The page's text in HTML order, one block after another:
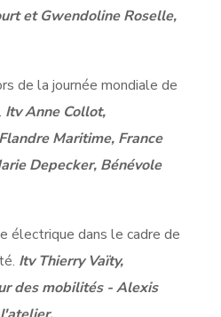
et Gwendoline Roselle,
de la journée mondiale de
Itv Anne Collot,
Maritime, France
Depecker, Bénévole
dans le cadre de
Itv Thierry Vaïty,
des mobilités - Alexis